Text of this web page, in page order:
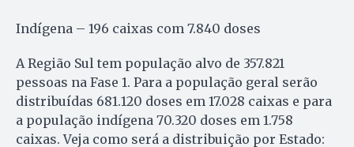
Indígena – 196 caixas com 7.840 doses
A Região Sul tem população alvo de 357.821
pessoas na Fase 1. Para a população geral serão
distribuídas 681.120 doses em 17.028 caixas e para
a população indígena 70.320 doses em 1.758
caixas. Veja como será a distribuição por Estado: